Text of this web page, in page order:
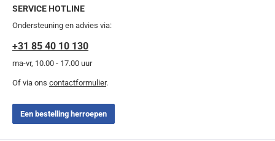
SERVICE HOTLINE
Ondersteuning en advies via:
+31 85 40 10 130
ma-vr, 10.00 - 17.00 uur
Of via ons contactformulier.
Een bestelling herroepen